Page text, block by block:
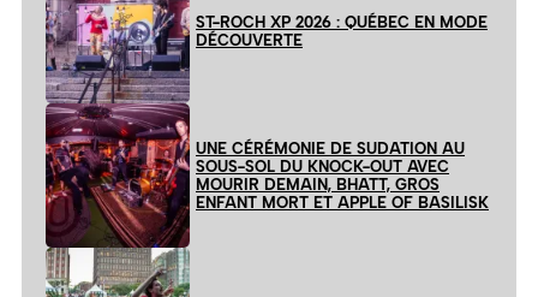
ST-ROCH XP 2026 : QUÉBEC EN MODE
DÉCOUVERTE
UNE CÉRÉMONIE DE SUDATION AU
SOUS-SOL DU KNOCK-OUT AVEC
MOURIR DEMAIN, BHATT, GROS
ENFANT MORT ET APPLE OF BASILISK